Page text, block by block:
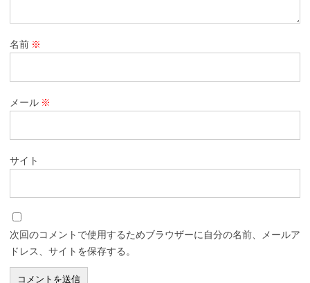
名前 ※
メール ※
サイト
次回のコメントで使用するためブラウザーに自分の名前、メールア
ドレス、サイトを保存する。